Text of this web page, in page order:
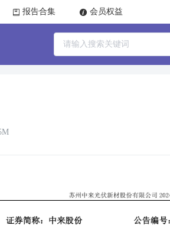
报告合集 会员权益